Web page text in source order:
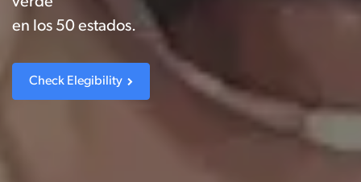
en los 50 estados.
Check Elegibility